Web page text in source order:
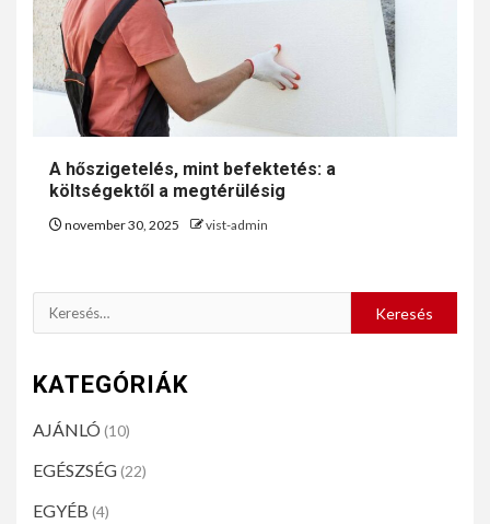
A hőszigetelés, mint befektetés: a
költségektől a megtérülésig
november 30, 2025 vist-admin
KATEGÓRIÁK
AJÁNLÓ (10)
EGÉSZSÉG(22)
EGYÉB (4)